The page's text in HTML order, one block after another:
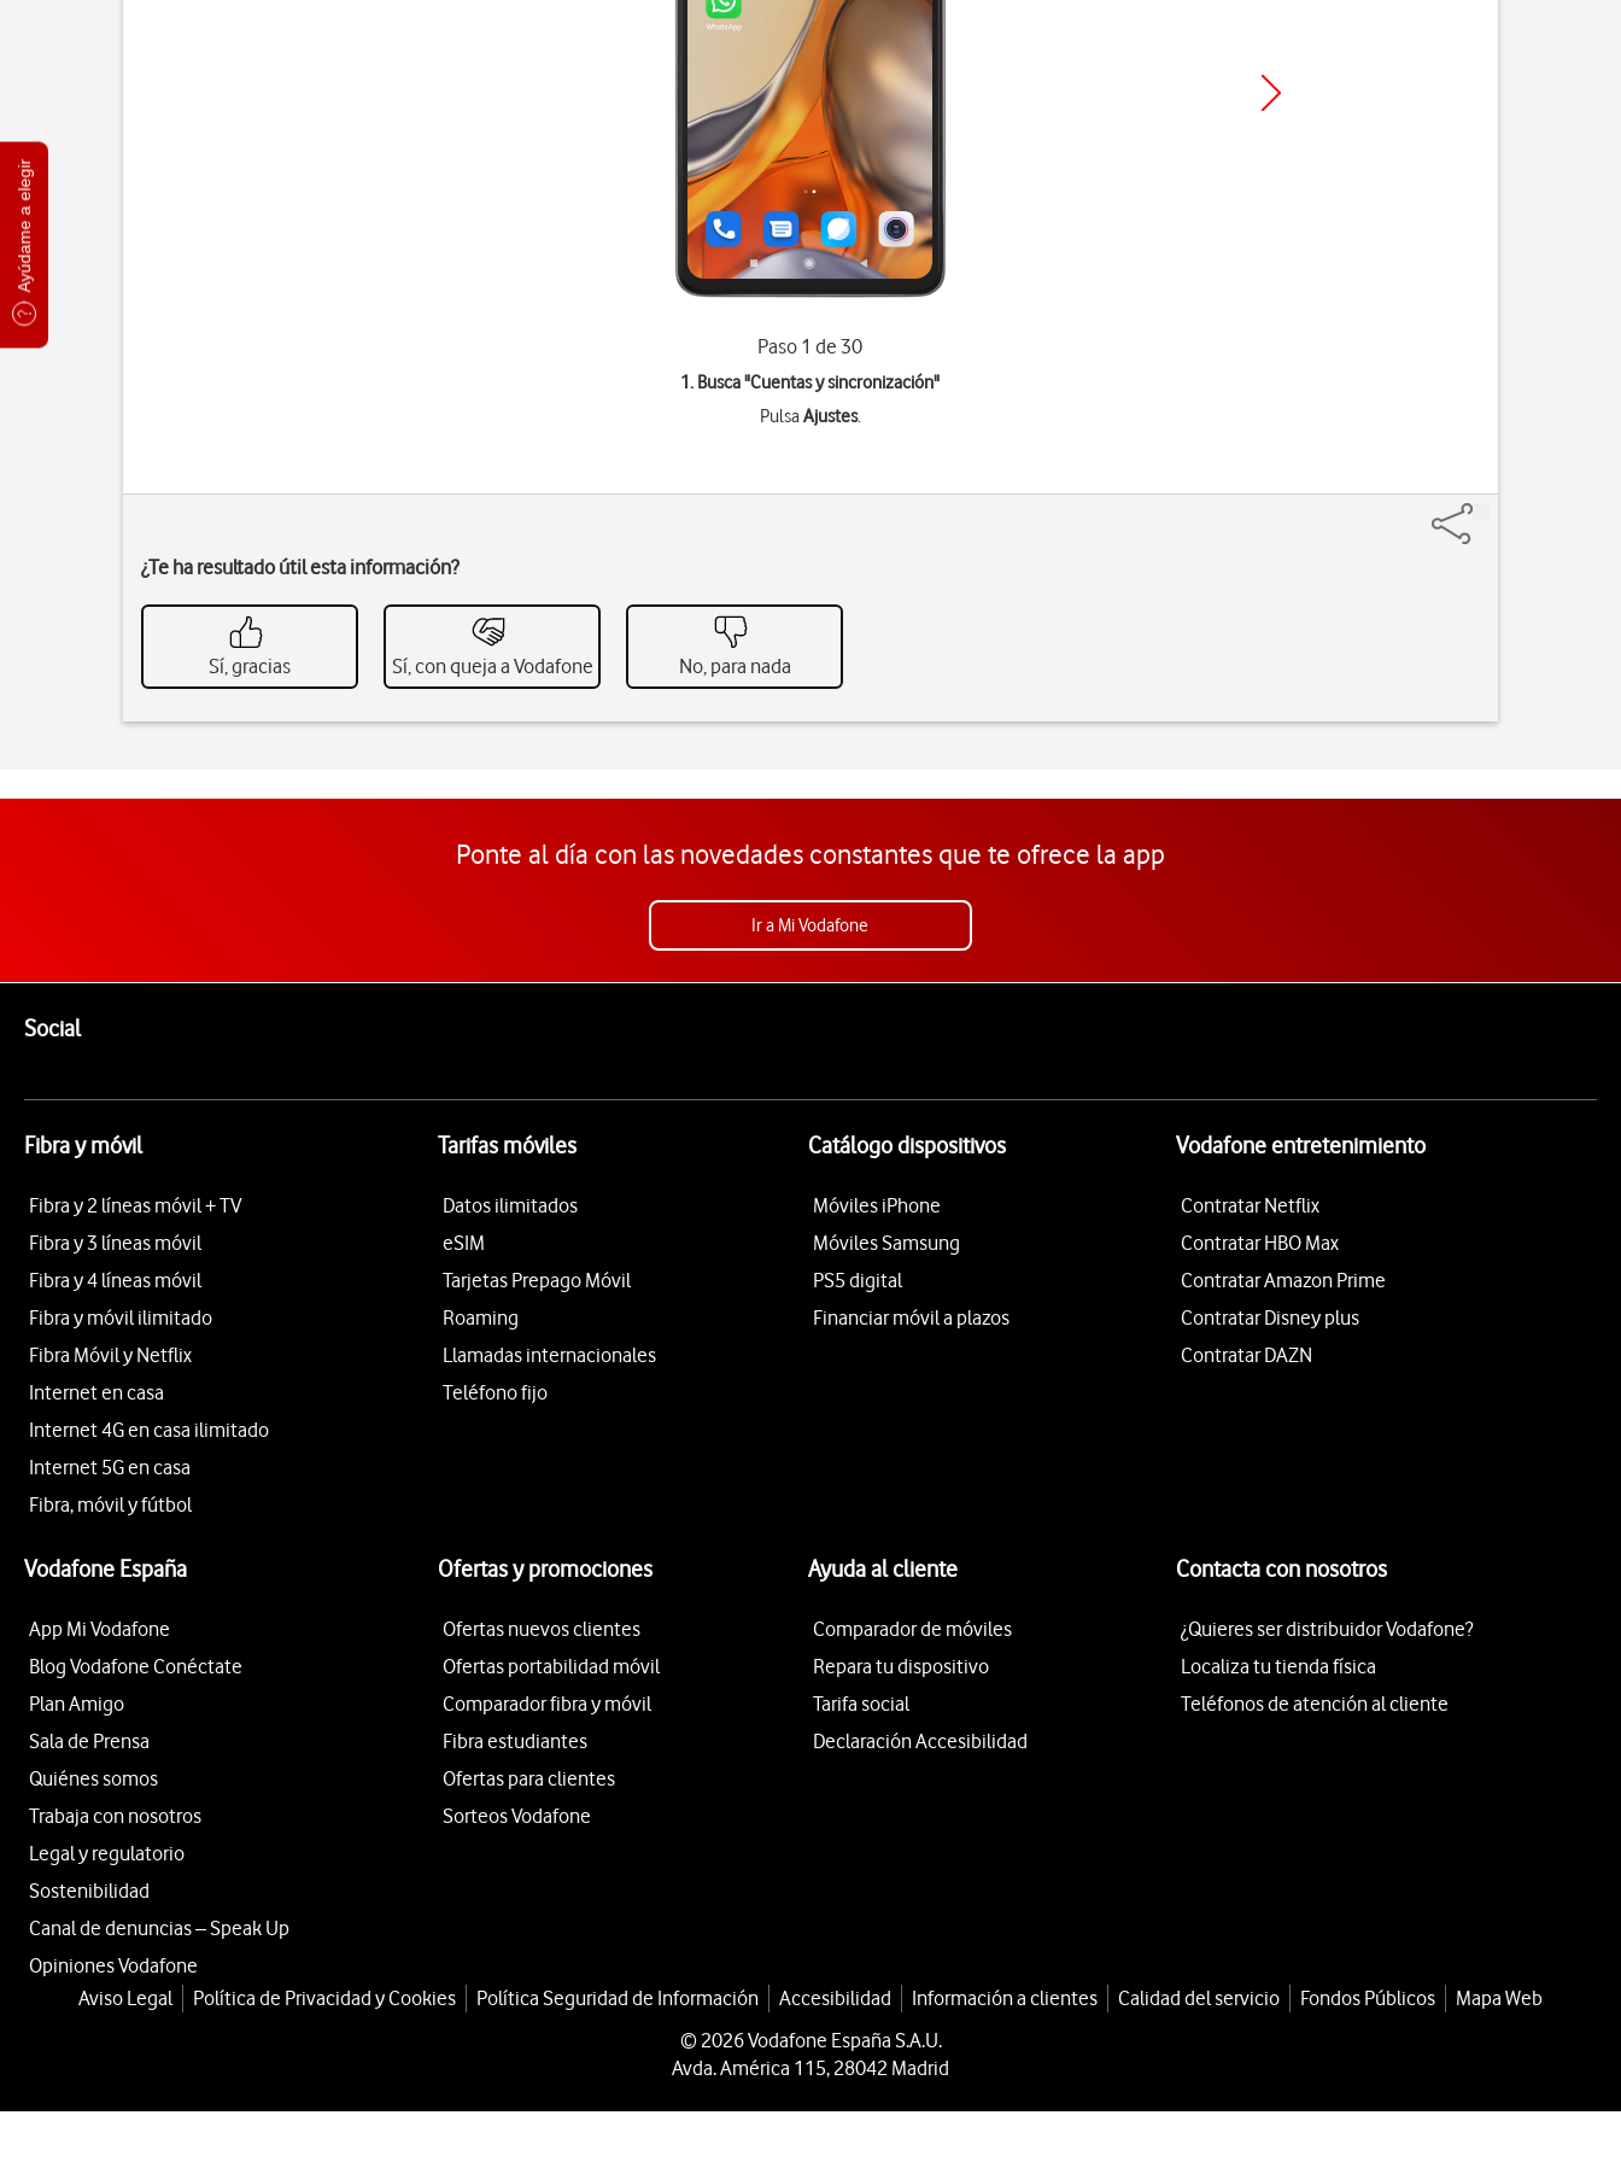
Ayúdame a elegir
Paso 1 de 30
1. Busca "Cuentas y sincronización"
PulsaAjustes.
¿Te ha resultado útil esta información?
Sí, gracias Sí, con queja a Vodafone No, para nada
Ponte al día con las novedades constantes que te ofrece la app
Ir a Mi Vodafone
SocialEnlaces a las redes sociales de Vodafone
Fibra y móvil
Fibra y 2 líneas móvil + TV
Fibra y 3 líneas móvil
Fibra y 4 líneas móvil
Fibra y móvil ilimitado
Fibra Móvil y Netflix
Internet en casa
Internet 4G en casa ilimitado
Internet 5G en casa
Fibra, móvil y fútbol
Tarifas móviles
Datos ilimitados
eSIM
Tarjetas Prepago Móvil
Roaming
Llamadas internacionales
Teléfono fijo
Catálogo dispositivos
Móviles iPhone
Móviles Samsung
PS5 digital
Financiar móvil a plazos
Vodafone entretenimiento
Contratar Netflix
Contratar HBO Max
Contratar Amazon Prime
Contratar Disney plus
Contratar DAZN
Vodafone España
App Mi Vodafone
Blog Vodafone Conéctate
Plan Amigo
Sala de Prensa
Quiénes somos
Trabaja con nosotros
Legal y regulatorio
Sostenibilidad
Canal de denuncias – Speak Up
Opiniones Vodafone
Ofertas y promociones
Ofertas nuevos clientes
Ofertas portabilidad móvil
Comparador fibra y móvil
Fibra estudiantes
Ofertas para clientes
Sorteos Vodafone
Ayuda al cliente
Comparador de móviles
Repara tu dispositivo
Tarifa social
Declaración Accesibilidad
Contacta con nosotros
¿Quieres ser distribuidor Vodafone?
Localiza tu tienda física
Teléfonos de atención al cliente
Aviso Legal Política de Privacidad y Cookies Política Seguridad de Información Accesibilidad Información a clientes Calidad del servicio Fondos Públicos
Mapa Web
© 2026 Vodafone España S.A.U.
Avda. América 115, 28042 Madrid